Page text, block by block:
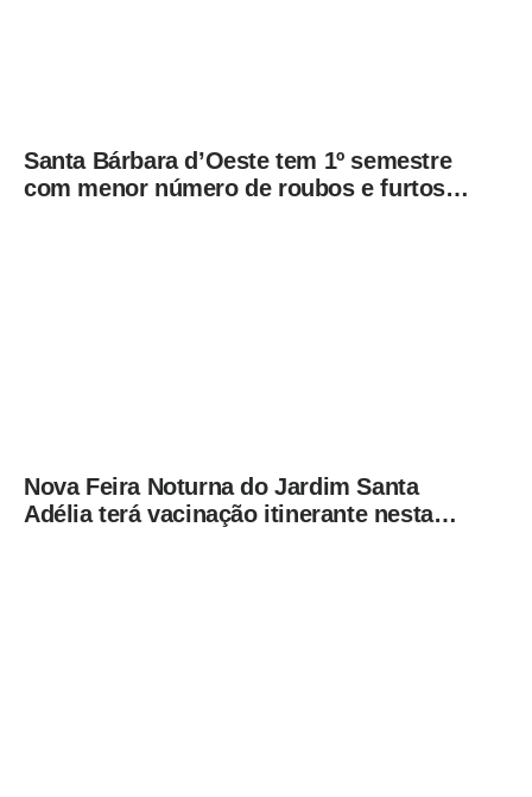
Santa Bárbara d’Oeste tem 1º semestre
com menor número de roubos e furtos
Nova Feira Noturna do Jardim Santa
Adélia terá vacinação itinerante nesta